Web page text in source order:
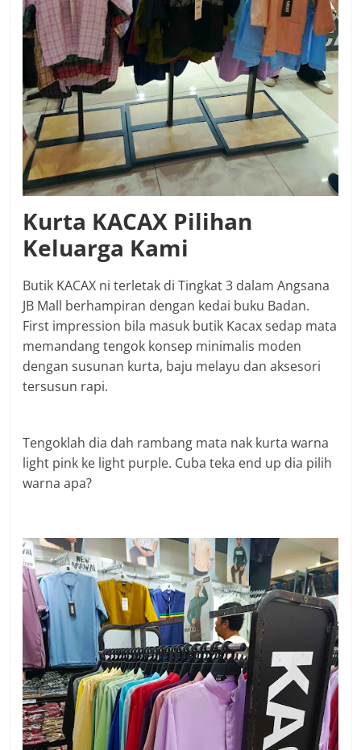
Kurta KACAX Pilihan
Keluarga Kami
Butik KACAX ni terletak di Tingkat 3 dalam Angsana
JB Mall berhampiran dengan kedai buku Badan.
First impression bila masuk butik Kacax sedap mata
memandang tengok konsep minimalis moden
dengan susunan kurta, baju melayu dan aksesori
tersusun rapi.
Tengoklah dia dah rambang mata nak kurta warna
light pink ke light purple. Cuba teka end up dia pilih
warna apa?